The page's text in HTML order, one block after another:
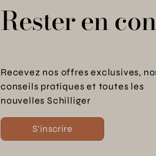
Rester en
Recevez nos offres exclusives,
conseils pratiques et toutes les
nouvelles Schilliger
S'inscrire